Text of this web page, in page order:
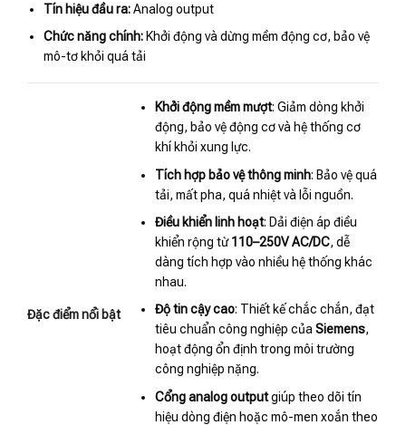
Tín hiệu đầu ra:Analog output
Chức năng chính: Khởi động và dừng mềm động cơ, bảo vệ
mô-tơ khỏi quá tải
Đặc điểm nổi bật
Khởi động mềm mượt: Giảm dòng khởi
động, bảo vệ động cơ và hệ thống cơ
khí khỏi xung lực.
Tích hợp bảo vệ thông minh: Bảo vệ quá
tải, mất pha, quá nhiệt và lỗi nguồn.
Điều khiển linh hoạt: Dải điện áp điều
khiển rộng từ110–250V AC/DC, dễ
dàng tích hợp vào nhiều hệ thống khác
nhau.
Độ tin cậy cao: Thiết kế chắc chắn, đạt
tiêu chuẩn công nghiệp củaSiemens,
hoạt động ổn định trong môi trường
công nghiệp nặng.
Cổng analog outputgiúp theo dõi tín
hiệu dòng điện hoặc mô-men xoắn theo